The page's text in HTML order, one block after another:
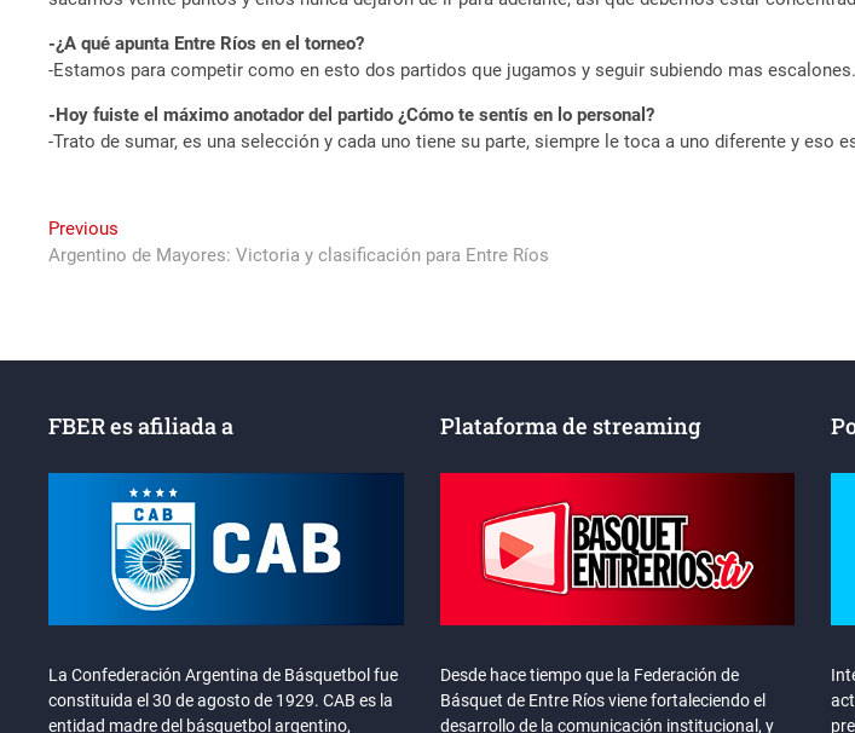
-¿A qué apunta Entre Ríos en el torneo?
-Estamos para competir como en esto dos partidos que jugamos y seguir subiendo mas escalones.
-Hoy fuiste el máximo anotador del partido ¿Cómo te sentís en lo personal?
-Trato de sumar, es una selección y cada uno tiene su parte, siempre le toca a uno diferente y eso
Navegación
de
Previous
post:
Argentino de Mayores: Victoria y clasificación para Entre Ríos
FBER es afiliada a
La Confederación Argentina de Básquetbol fue
constituida el 30 de agosto de 1929. CAB es la
entidad madre del básquetbol argentino,
Plataforma de streaming
Desde hace tiempo que la Federación de
Básquet de Entre Ríos viene fortaleciendo el
desarrollo de la comunicación institucional, y